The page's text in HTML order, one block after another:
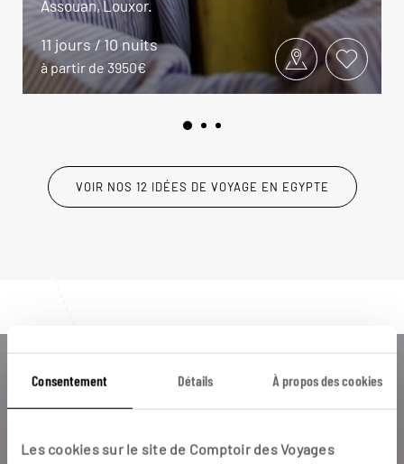
Consentement Détails À propos des cookies
Les cookies sur le site de Comptoir des Voyages
Assouan, Louxor.
11 jours / 10 nuits
à partir de 3950€
VOIR NOS 12 IDÉES DE VOYAGE EN EGYPTE
Luciole,